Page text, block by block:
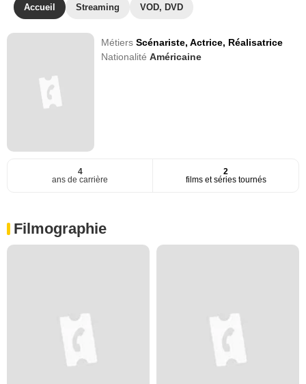
Accueil Streaming VOD, DVD
MétiersScénariste,Actrice, Réalisatrice
NationalitéAméricaine
4
ans de carrière
2
films et séries tournés
Filmographie